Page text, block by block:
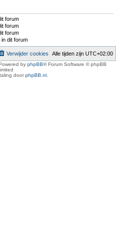
forum
forum
forum
dit forum
Alle tijden zijn UTC+02:00
Verwijder cookies
by phpBB® Forum Software © phpBB
doorphpBB.nl